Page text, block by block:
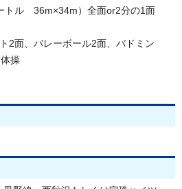
トル 36m×34m）全面or2分の1面
2面、バレーボール2面、バドミン
操